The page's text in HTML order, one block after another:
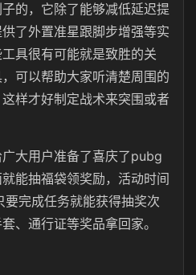
的，它除了能够减低延迟提
了外置准星跟脚步增强等实
具很有可能就是致胜的关
可以帮助大家听清楚周围的
样才好制定战术来突围或者
大用户准备了喜庆了pubg
能抽福袋领奖励，活动时间
完成任务就能获得抽奖次
、通行证等奖品拿回家。